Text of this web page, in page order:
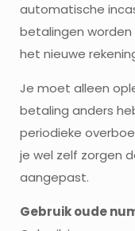
automatische
betalingen
het nieuwe
Je moet alleen
betaling anders
periodieke
je wel zelf zorgen
aangepast.
Gebruik oude